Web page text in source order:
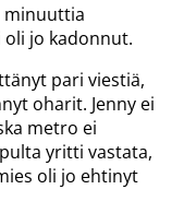
minuuttia
jo kadonnut.
pari viestiä,
oharit. Jenny ei
metro ei
yritti vastata,
oli jo ehtinyt